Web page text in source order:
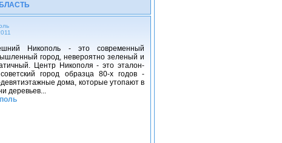
Никополь - это современный
город, невероятно зеленый и
Центр Никополя - это эталон-
город образца 80-х годов -
дома, которые утопают в
деревьев...